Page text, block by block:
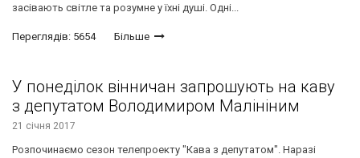
засівають світле та розумне у їхні душі. Одні...
Переглядів: 5654 Більше
У понеділок вінничан запрошують на каву
з депутатом Володимиром Малініним
21 січня 2017
Розпочинаємо сезон телепроекту "Кава з депутатом". Наразі